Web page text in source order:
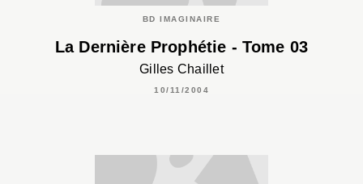
BD IMAGINAIRE
La Dernière Prophétie - Tome 03
Gilles Chaillet
10/11/2004